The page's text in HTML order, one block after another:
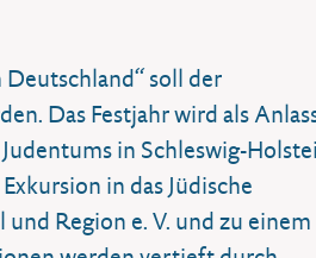
Deutschland“ soll der
Das Festjahr wird als
in Schleswig-
in das Jüdische
Region e. V. und zu einem